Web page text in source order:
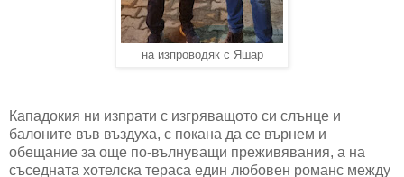
на изпроводяк с Яшар
Кападокия ни изпрати с изгряващото си слънце и
балоните във въздуха, с покана да се върнем и
обещание за още по-вълнуващи преживявания, а на
съседната хотелска тераса един любовен романс между